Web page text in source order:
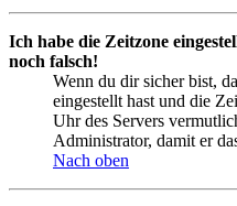
Ich habe die Zeitzone
noch falsch!
Wenn du dir sicher bist,
eingestellt hast und die
Uhr des Servers
Administrator, damit er
Nach oben